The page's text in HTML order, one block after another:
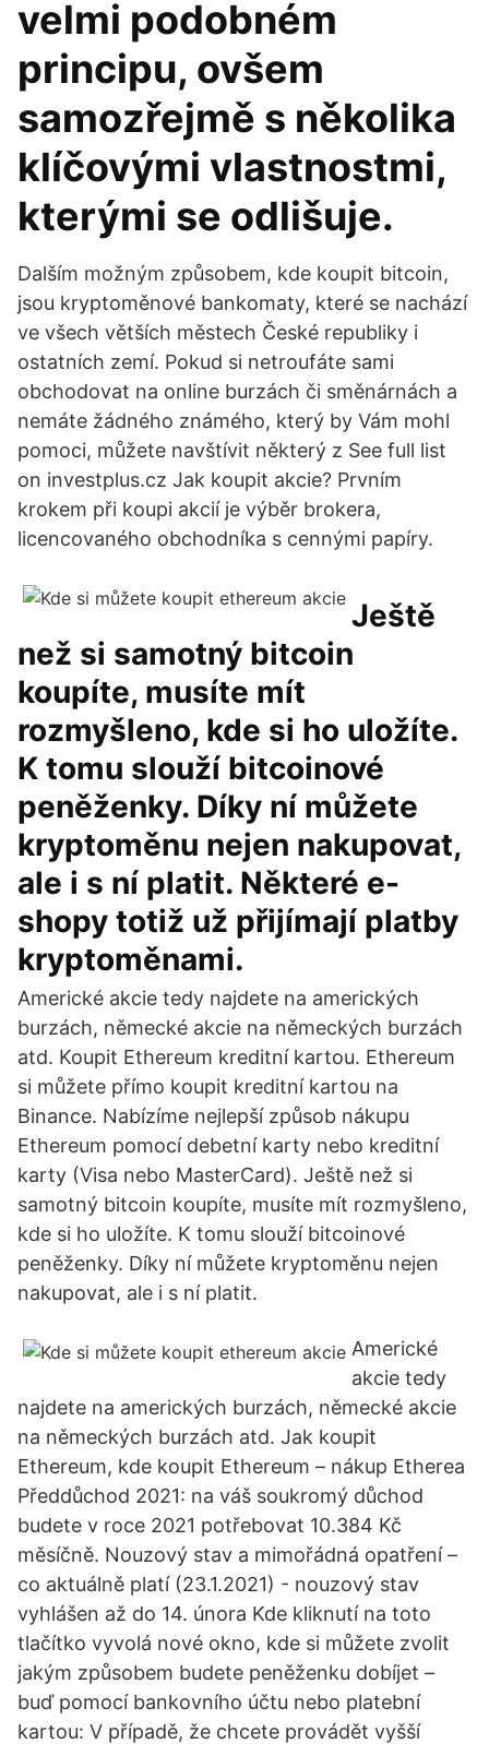
velmi podobném
principu, ovšem
samozřejmě s několika
klíčovými vlastnostmi,
kterými se odlišuje.
Dalším možným způsobem, kde koupit bitcoin,
jsou kryptoměnové bankomaty, které se nachází
ve všech větších městech České republiky i
ostatních zemí. Pokud si netroufáte sami
obchodovat na online burzách či směnárnách a
nemáte žádného známého, který by Vám mohl
pomoci, můžete navštívit některý z See full list
on investplus.cz Jak koupit akcie? Prvním
krokem při koupi akcií je výběr brokera,
licencovaného obchodníka s cennými papíry.
Ještě
než si samotný bitcoin
koupíte, musíte mít
rozmyšleno, kde si ho uložíte.
K tomu slouží bitcoinové
peněženky. Díky ní můžete
kryptoměnu nejen nakupovat,
ale i s ní platit. Některé e-
shopy totiž už přijímají platby
kryptoměnami.
Americké akcie tedy najdete na amerických
burzách, německé akcie na německých burzách
atd. Koupit Ethereum kreditní kartou. Ethereum
si můžete přímo koupit kreditní kartou na
Binance. Nabízíme nejlepší způsob nákupu
Ethereum pomocí debetní karty nebo kreditní
karty (Visa nebo MasterCard). Ještě než si
samotný bitcoin koupíte, musíte mít rozmyšleno,
kde si ho uložíte. K tomu slouží bitcoinové
peněženky. Díky ní můžete kryptoměnu nejen
nakupovat, ale i s ní platit.
Americké
akcie tedy
najdete na amerických burzách, německé akcie
na německých burzách atd. Jak koupit
Ethereum, kde koupit Ethereum – nákup Etherea
Předdůchod 2021: na váš soukromý důchod
budete v roce 2021 potřebovat 10.384 Kč
měsíčně. Nouzový stav a mimořádná opatření –
co aktuálně platí (23.1.2021) - nouzový stav
vyhlášen až do 14. února Kde kliknutí na toto
tlačítko vyvolá nové okno, kde si můžete zvolit
jakým způsobem budete peněženku dobíjet –
buď pomocí bankovního účtu nebo platební
kartou: V případě, že chcete provádět vyšší